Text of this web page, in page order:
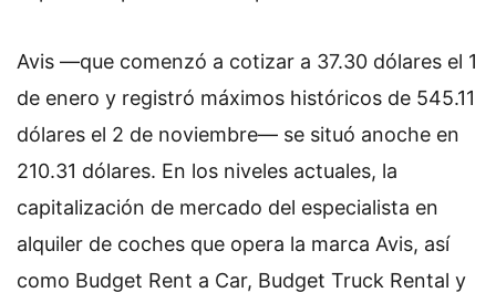
Avis —que comenzó a cotizar a 37.30 dólares el 1
de enero y registró máximos históricos de 545.11
dólares el 2 de noviembre— se situó anoche en
210.31 dólares. En los niveles actuales, la
capitalización de mercado del especialista en
alquiler de coches que opera la marca Avis, así
como Budget Rent a Car, Budget Truck Rental y